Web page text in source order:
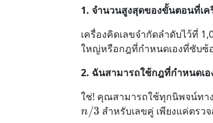
1. จำนวนสูงสุดของขั้นตอนที่เค
เครื่องคิดเลขจำกัดลำดับไว้ที่
ใหญ่หรือกฎที่กำหนดเองที่ซับซ้
2. ฉันสามารถใช้กฎที่กำหนดเ
ใช่! คุณสามารถใช้ทุกนิพจน์ทา
n/3
สำหรับเลขคู่ เพียงแค่ตร